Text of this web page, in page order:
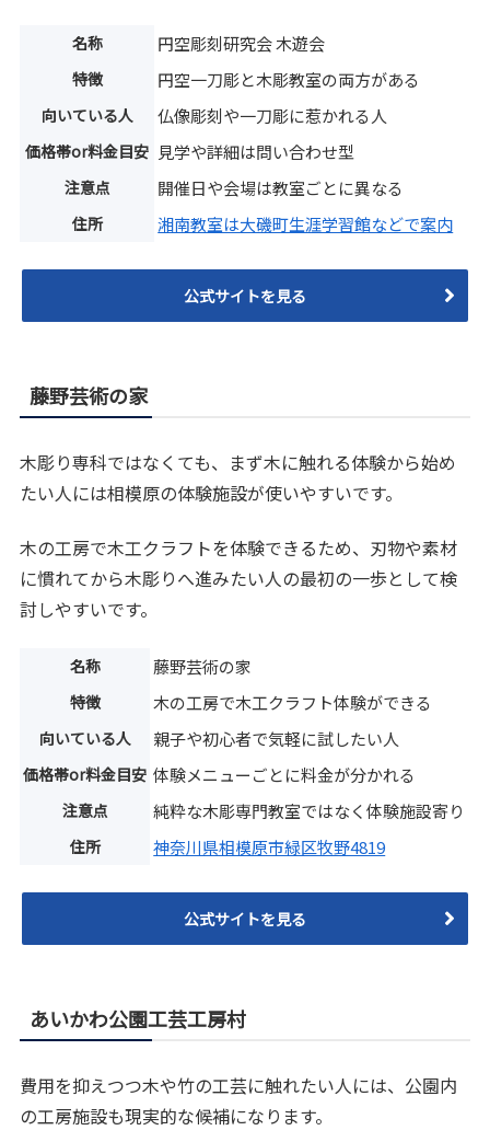
名称 円空彫刻研究会 木遊会
特徴 円空一刀彫と木彫教室の両方がある
向いている人 仏像彫刻や一刀彫に惹かれる人
価格帯or料金目安 見学や詳細は問い合わせ型
注意点 開催日や会場は教室ごとに異なる
住所 湘南教室は大磯町生涯学習館などで案内
公式サイトを見る
藤野芸術の家
木彫り専科ではなくても、まず木に触れる体験から始め
たい人には相模原の体験施設が使いやすいです。
木の工房で木工クラフトを体験できるため、刃物や素材
に慣れてから木彫りへ進みたい人の最初の一歩として検
討しやすいです。
名称 藤野芸術の家
特徴 木の工房で木工クラフト体験ができる
向いている人 親子や初心者で気軽に試したい人
価格帯or料金目安 体験メニューごとに料金が分かれる
注意点 純粋な木彫専門教室ではなく体験施設寄り
住所 神奈川県相模原市緑区牧野4819
公式サイトを見る
あいかわ公園工芸工房村
費用を抑えつつ木や竹の工芸に触れたい人には、公園内
の工房施設も現実的な候補になります。